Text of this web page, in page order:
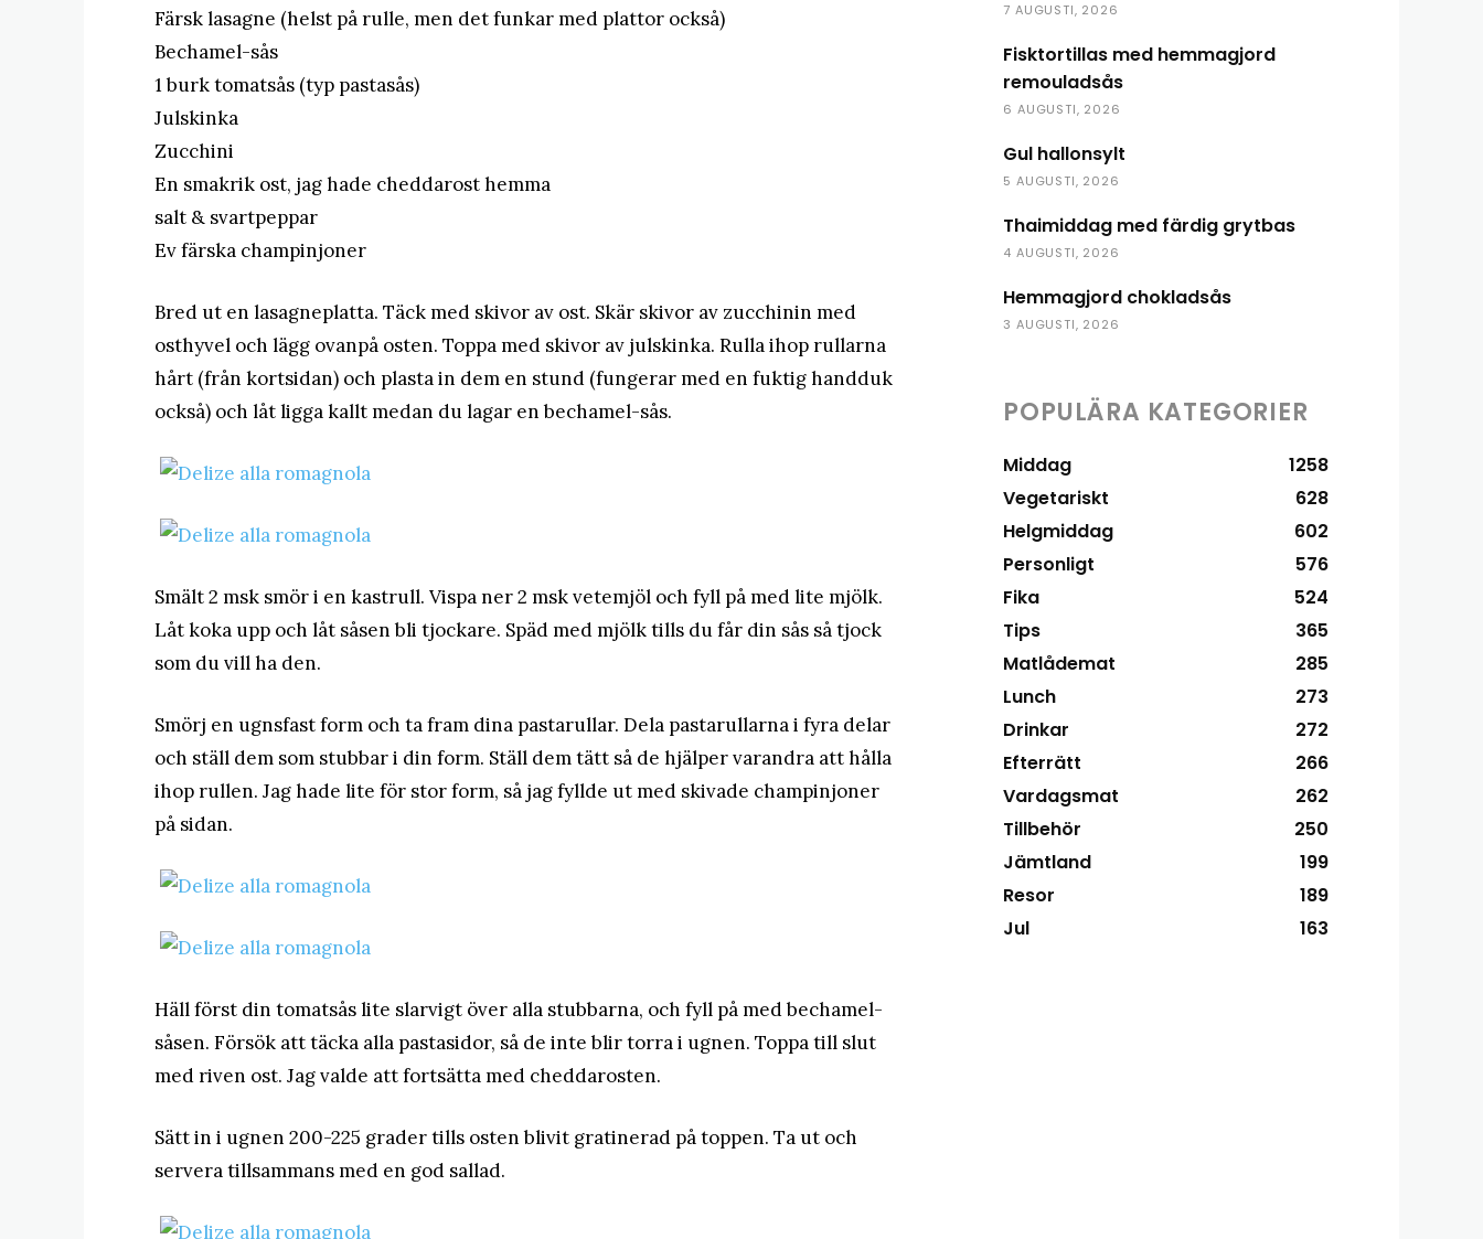
Färsk lasagne (helst på rulle, men det funkar med plattor också)
Bechamel-sås
1 burk tomatsås (typ pastasås)
Julskinka
Zucchini
En smakrik ost, jag hade cheddarost hemma
salt & svartpeppar
Ev färska champinjoner
Bred ut en lasagneplatta. Täck med skivor av ost. Skär skivor av zucchinin med
osthyvel och lägg ovanpå osten. Toppa med skivor av julskinka. Rulla ihop rullarna
hårt (från kortsidan) och plasta in dem en stund (fungerar med en fuktig handduk
också) och låt ligga kallt medan du lagar en bechamel-sås.
Smält 2 msk smör i en kastrull. Vispa ner 2 msk vetemjöl och fyll på med lite mjölk.
Låt koka upp och låt såsen bli tjockare. Späd med mjölk tills du får din sås så tjock
som du vill ha den.
Smörj en ugnsfast form och ta fram dina pastarullar. Dela pastarullarna i fyra delar
och ställ dem som stubbar i din form. Ställ dem tätt så de hjälper varandra att hålla
ihop rullen. Jag hade lite för stor form, så jag fyllde ut med skivade champinjoner
på sidan.
Häll först din tomatsås lite slarvigt över alla stubbarna, och fyll på med bechamel-
såsen. Försök att täcka alla pastasidor, så de inte blir torra i ugnen. Toppa till slut
med riven ost. Jag valde att fortsätta med cheddarosten.
Sätt in i ugnen 200-225 grader tills osten blivit gratinerad på toppen. Ta ut och
servera tillsammans med en god sallad.
7 AUGUSTI, 2026
Fisktortillas med hemmagjord
remouladsås
6 AUGUSTI, 2026
Gul hallonsylt
5 AUGUSTI, 2026
Thaimiddag med färdig grytbas
4 AUGUSTI, 2026
Hemmagjord chokladsås
3 AUGUSTI, 2026
POPULÄRA KATEGORIER
Middag
1258
Vegetariskt
628
Helgmiddag
602
Personligt
576
Fika
524
Tips
365
Matlådemat
285
Lunch
273
Drinkar
272
Efterrätt
266
Vardagsmat
262
Tillbehör
250
Jämtland
199
Resor
189
Jul
163